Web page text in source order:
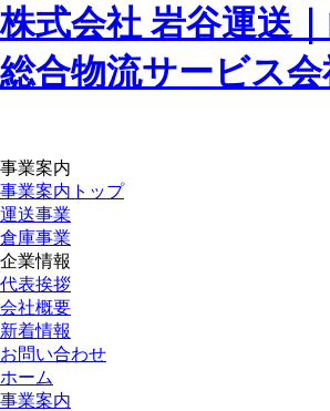
株式会社 岩谷運送
総合物流サービス会
事業案内
事業案内トップ
運送事業
倉庫事業
企業情報
代表挨拶
会社概要
新着情報
お問い合わせ
ホーム
事業案内